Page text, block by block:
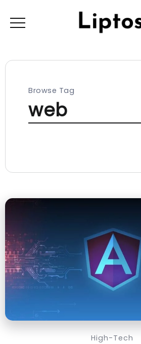
Browse Tag
web
High-Tech